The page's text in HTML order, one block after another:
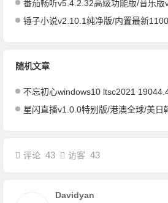
番茄畅听v5.4.2.32高级功能版/音乐版
锤子小说v2.10.1纯净版/内置最新
随机文章
不忘初心windows10 ltsc2021 19044.4529无更新/可
星闪直播v1.0.0特别版/港澳全球/美日
评论43 访客43
Davidyan